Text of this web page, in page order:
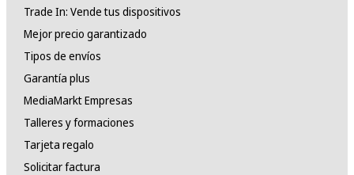
Trade In: Vende tus dispositivos
Mejor precio garantizado
Tipos de envíos
Garantía plus
MediaMarkt Empresas
Talleres y formaciones
Tarjeta regalo
Solicitar factura